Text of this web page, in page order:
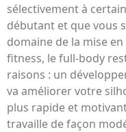
sélectivement à
débutant et que vous
domaine de la mise
fitness, le full-body
raisons : un
va améliorer votre
plus rapide et
travaille de façon